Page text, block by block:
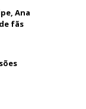
Ana
fãs